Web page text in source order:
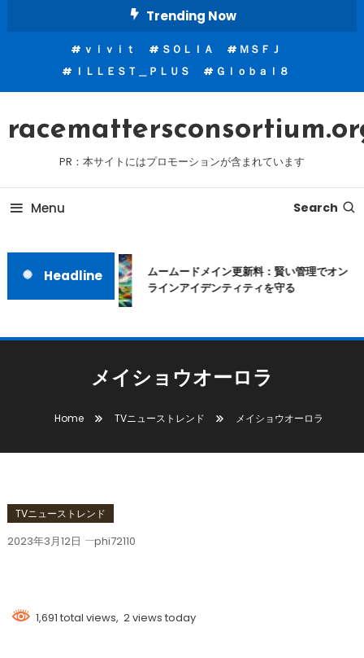
Trending Now
ｖｉｖｉｔ ＳＯＬＩＡ
ＭＳＦＪ
ＩＬＬＥＳＴ＿ＰＬＵＳ
Ｇｌｏｂａｌ８
PR：本サイトにはプロモーションが含まれています
Menu Search
Headline
ムームードメイン更新料：賢い管理でオン
ラインアイデンティティを守る
メイショウオーロラ
Home TVニューストレンド メイショウオーロラ
TVニューストレンド
2023年3月12日 phi72110
1,691 total views, 2 views today